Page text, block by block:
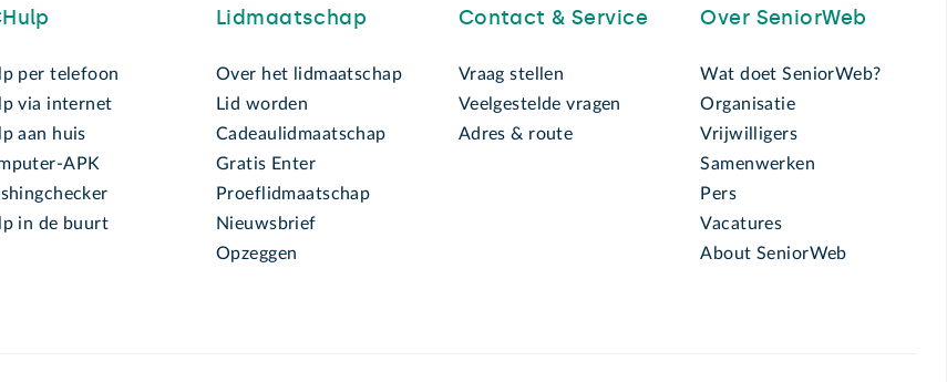
per telefoon
via internet
aan huis
APK
in de buurt
Lidmaatschap
Over het lidmaatschap
Lid worden
Cadeaulidmaatschap
Gratis Enter
Proeflidmaatschap
Nieuwsbrief
Opzeggen
Contact & Service
Vraag stellen
Veelgestelde vragen
Adres & route
Over SeniorWeb
Wat doet SeniorWeb?
Organisatie
Vrijwilligers
Samenwerken
Pers
Vacatures
About SeniorWeb